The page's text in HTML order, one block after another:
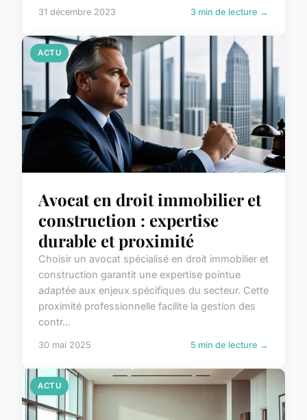
31 décembre 2023 3 min de lecture →
ACTU
Avocat en droit immobilier et
construction : expertise
durable et proximité
Choisir un avocat spécialisé en droit immobilier et
construction garantit une expertise pointue
adaptée aux enjeux spécifiques du secteur. Cette
proximité professionnelle facilite la gestion des
contr...
30 mai 2025 5 min de lecture →
ACTU